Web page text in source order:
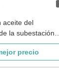
aceite del
la subestación
estándares ANSI
precio